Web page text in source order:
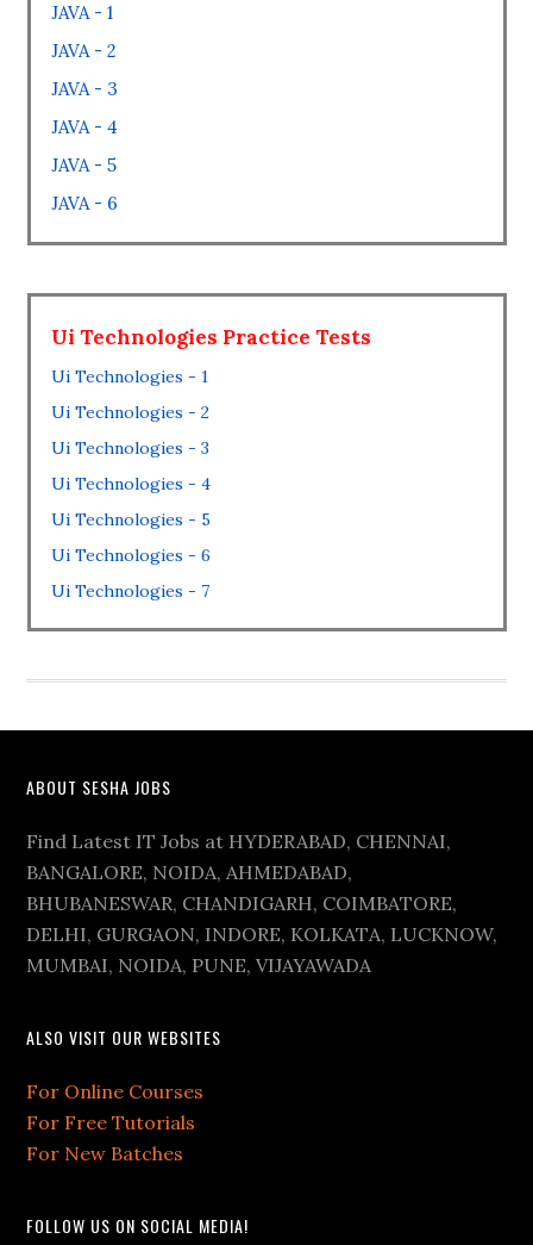
JAVA - 1
JAVA - 2
JAVA - 3
JAVA - 4
JAVA - 5
JAVA - 6
Ui Technologies Practice Tests
Ui Technologies - 1
Ui Technologies - 2
Ui Technologies - 3
Ui Technologies - 4
Ui Technologies - 5
Ui Technologies - 6
Ui Technologies - 7
ABOUT SESHA JOBS
Find Latest IT Jobs at HYDERABAD, CHENNAI,
BANGALORE, NOIDA, AHMEDABAD,
BHUBANESWAR, CHANDIGARH, COIMBATORE,
DELHI, GURGAON, INDORE, KOLKATA, LUCKNOW,
MUMBAI, NOIDA, PUNE, VIJAYAWADA
ALSO VISIT OUR WEBSITES
For Online Courses
For Free Tutorials
For New Batches
FOLLOW US ON SOCIAL MEDIA!